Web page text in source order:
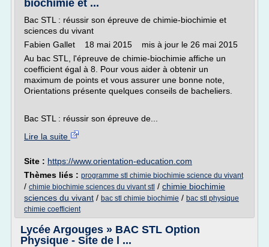
biochimie et ...
Bac STL : réussir son épreuve de chimie-biochimie et
sciences du vivant
Fabien Gallet 18 mai 2015 mis à jour le 26 mai 2015
Au bac STL, l'épreuve de chimie-biochimie affiche un
coefficient égal à 8. Pour vous aider à obtenir un
maximum de points et vous assurer une bonne note,
Orientations présente quelques conseils de bacheliers.
Bac STL : réussir son épreuve de...
Lire la suite
Site : https://www.orientation-education.com
Thèmes liés : programme stl chimie biochimie science du vivant
/ chimie biochimie sciences du vivant stl / chimie biochimie
sciences du vivant / bac stl chimie biochimie / bac stl physique
chimie coefficient
Lycée Argouges » BAC STL Option
Physique - Site de l ...